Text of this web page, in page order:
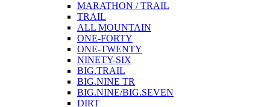
MARATHON / TRAIL
TRAIL
ALL MOUNTAIN
ONE-FORTY
ONE-TWENTY
NINETY-SIX
BIG.TRAIL
BIG.NINE TR
BIG.NINE/BIG.SEVEN
DIRT